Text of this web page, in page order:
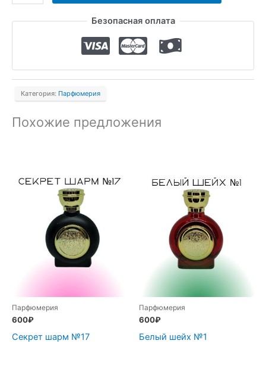
товара
Кровь
Безопасная оплата
Категория: Парфюмерия
Похожие предложения
Парфюмерия
600₽
Секрет шарм №17
Парфюмерия
600₽
Белый шейх №1